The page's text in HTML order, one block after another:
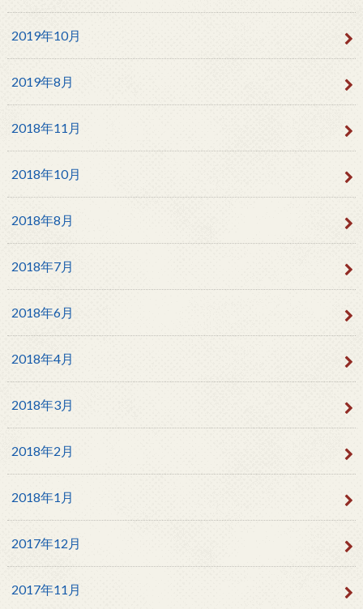
2019年10月
2019年8月
2018年11月
2018年10月
2018年8月
2018年7月
2018年6月
2018年4月
2018年3月
2018年2月
2018年1月
2017年12月
2017年11月